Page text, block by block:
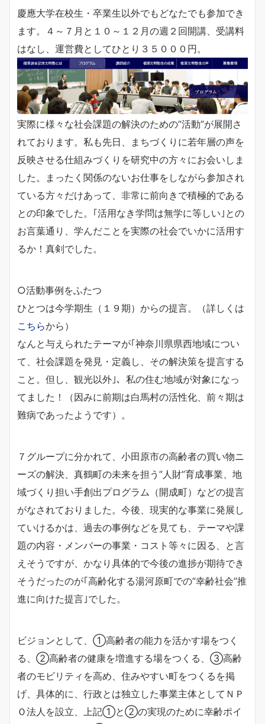
慶應大学在校生・卒業生以外でもどなたでも参加でき
ます。４～７月と１０～１２月の週２回開講、受講料
はなし、運営費としてひとり３５０００円。
実際に様々な社会課題の解決のための”活動”が展開さ
れております。私も先日、まちづくりに若年層の声を
反映させる仕組みづくりを研究中の方々にお会いしま
した。まったく関係のないお仕事をしながら参加され
ている方々だけあって、非常に前向きで積極的である
との印象でした。｢活用なき学問は無学に等しい｣との
お言葉通り、学んだことを実際の社会でいかに活用す
るか！真剣でした。
○活動事例をふたつ
ひとつは今学期生（１９期）からの提言。（詳しくは
こちらから）
なんと与えられたテーマが｢神奈川県県西地域につい
て、社会課題を発見・定義し、その解決策を提言する
こと。但し、観光以外｣、私の住む地域が対象になっ
てました！（因みに前期は白馬村の活性化、前々期は
難病であったようです）。
７グループに分かれて、小田原市の高齢者の買い物ニ
ーズの解決、真鶴町の未来を担う”人財”育成事業、地
域づくり担い手創出プログラム（開成町）などの提言
がなされておりました。今後、現実的な事業に発展し
ていけるかは、過去の事例などを見ても、テーマや課
題の内容・メンバーの事業・コスト等々に因る、と言
えそうですが、かなり具体的で今後の進捗が期待でき
そうだったのが｢高齢化する湯河原町での”幸齢社会”推
進に向けた提言｣でした。
ビジョンとして、①高齢者の能力を活かす場をつく
る、②高齢者の健康を増進する場をつくる、③高齢
者のモビリティを高め、住みやすい町をつくるを掲
げ、具体的に、行政とは独立した事業主体としてＮＰ
Ｏ法人を設立、上記①と②の実現のために幸齢ポイ